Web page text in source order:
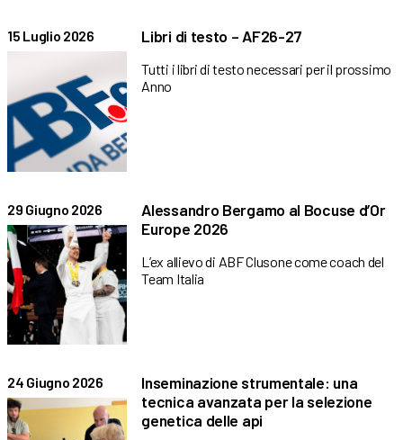
15 Luglio 2026 Libri di testo – AF26-27
Tutti i libri di testo necessari per il prossimo
Anno
29 Giugno 2026
Alessandro Bergamo al Bocuse d’Or
Europe 2026
L’ex allievo di ABF Clusone come coach del
Team Italia
24 Giugno 2026
Inseminazione strumentale: una
tecnica avanzata per la selezione
genetica delle api